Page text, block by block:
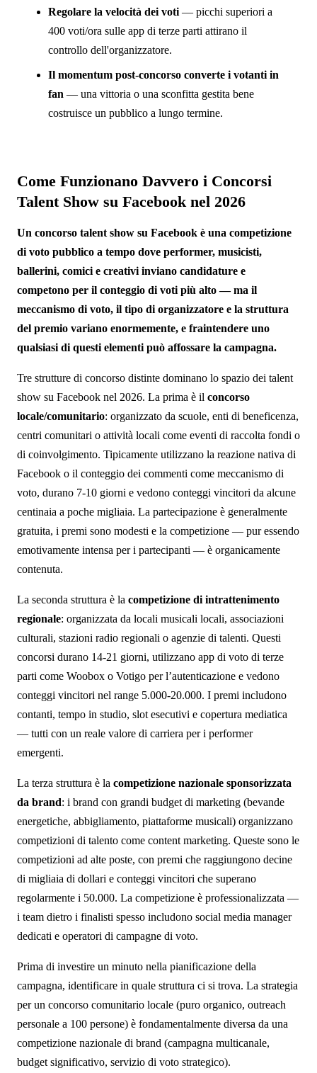
Regolare la velocità dei voti — picchi superiori a
400 voti/ora sulle app di terze parti attirano il
controllo dell'organizzatore.
Il momentum post-concorso converte i votanti in
fan — una vittoria o una sconfitta gestita bene
costruisce un pubblico a lungo termine.
Come Funzionano Davvero i Concorsi
Talent Show su Facebook nel 2026
Un concorso talent show su Facebook è una competizione
di voto pubblico a tempo dove performer, musicisti,
ballerini, comici e creativi inviano candidature e
competono per il conteggio di voti più alto — ma il
meccanismo di voto, il tipo di organizzatore e la struttura
del premio variano enormemente, e fraintendere uno
qualsiasi di questi elementi può affossare la campagna.
Tre strutture di concorso distinte dominano lo spazio dei talent
show su Facebook nel 2026. La prima è il concorso
locale/comunitario: organizzato da scuole, enti di beneficenza,
centri comunitari o attività locali come eventi di raccolta fondi o
di coinvolgimento. Tipicamente utilizzano la reazione nativa di
Facebook o il conteggio dei commenti come meccanismo di
voto, durano 7-10 giorni e vedono conteggi vincitori da alcune
centinaia a poche migliaia. La partecipazione è generalmente
gratuita, i premi sono modesti e la competizione — pur essendo
emotivamente intensa per i partecipanti — è organicamente
contenuta.
La seconda struttura è la competizione di intrattenimento
regionale: organizzata da locali musicali locali, associazioni
culturali, stazioni radio regionali o agenzie di talenti. Questi
concorsi durano 14-21 giorni, utilizzano app di voto di terze
parti come Woobox o Votigo per l’autenticazione e vedono
conteggi vincitori nel range 5.000-20.000. I premi includono
contanti, tempo in studio, slot esecutivi e copertura mediatica
— tutti con un reale valore di carriera per i performer
emergenti.
La terza struttura è la competizione nazionale sponsorizzata
da brand: i brand con grandi budget di marketing (bevande
energetiche, abbigliamento, piattaforme musicali) organizzano
competizioni di talento come content marketing. Queste sono le
competizioni ad alte poste, con premi che raggiungono decine
di migliaia di dollari e conteggi vincitori che superano
regolarmente i 50.000. La competizione è professionalizzata —
i team dietro i finalisti spesso includono social media manager
dedicati e operatori di campagne di voto.
Prima di investire un minuto nella pianificazione della
campagna, identificare in quale struttura ci si trova. La strategia
per un concorso comunitario locale (puro organico, outreach
personale a 100 persone) è fondamentalmente diversa da una
competizione nazionale di brand (campagna multicanale,
budget significativo, servizio di voto strategico).